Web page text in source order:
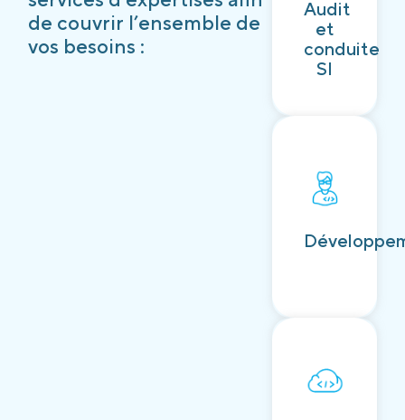
de couvrir l’ensemble de
vos besoins :
Audit
et
conduite
SI
Découvrir